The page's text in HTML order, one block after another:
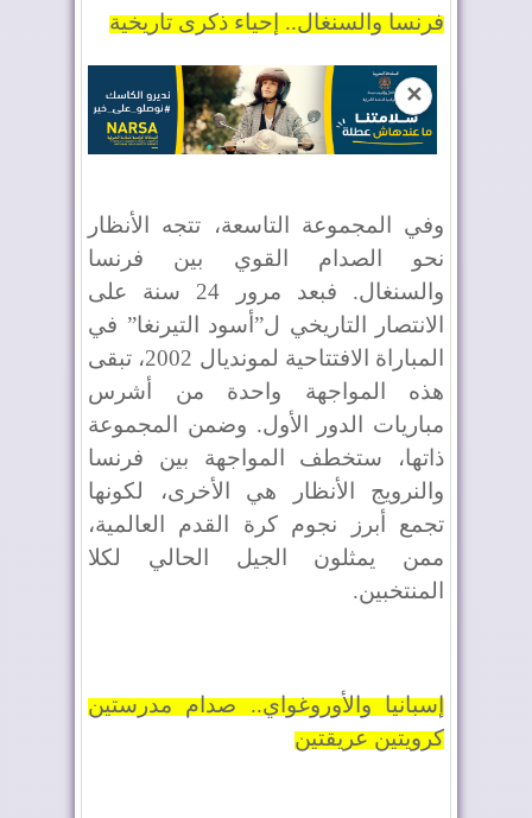
فرنسا والسنغال.. إحياء ذكرى تاريخية
✕
وفي المجموعة التاسعة، تتجه الأنظار
نحو الصدام القوي بين فرنسا
والسنغال. فبعد مرور 24 سنة على
الانتصار التاريخي ل”أسود التيرنغا” في
المباراة الافتتاحية لمونديال 2002، تبقى
هذه المواجهة واحدة من أشرس
مباريات الدور الأول. وضمن المجموعة
ذاتها، ستخطف المواجهة بين فرنسا
والنرويج الأنظار هي الأخرى، لكونها
تجمع أبرز نجوم كرة القدم العالمية،
ممن يمثلون الجيل الحالي لكلا
المنتخبين.
إسبانيا والأوروغواي.. صدام مدرستين
كرويتين عريقتين